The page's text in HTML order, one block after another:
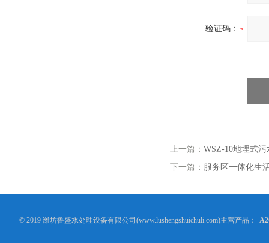
验证码：
上一篇： WSZ-10地埋式
下一篇： 服务区一体化生
© 2019 潍坊鲁盛水处理设备有限公司(www.lushengshuichuli.com)主营产品：